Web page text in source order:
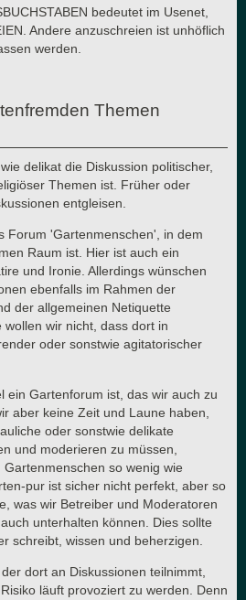
bedeutet im Usenet,
Andere anzuschreien ist unhöflich
werden.
Themen
delikat die Diskussion politischer,
Themen ist. Früher oder
entgleisen.
Forum 'Gartenmenschen', in dem
Raum ist. Hier ist auch ein
und Ironie. Allerdings wünschen
ebenfalls im Rahmen der
der allgemeinen Netiquette
wir nicht, dass dort in
oder sonstwie agitatorischer
ein Gartenforum ist, das wir auch zu
aber keine Zeit und Laune haben,
oder sonstwie delikate
und moderieren zu müssen,
so wenig wie
pur ist sicher nicht perfekt, aber so
was wir Betreiber und Moderatoren
unterhalten können. Dies sollte
schreibt, wissen und beherzigen.
dort an Diskussionen teilnimmt,
läuft provoziert zu werden. Denn